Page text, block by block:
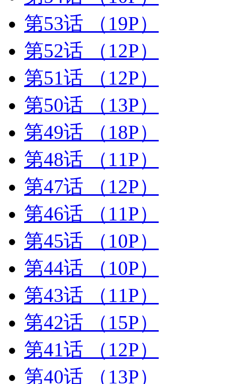
第53话
（19P）
第52话
（12P）
第51话
（12P）
第50话
（13P）
第49话
（18P）
第48话
（11P）
第47话
（12P）
第46话
（11P）
第45话
（10P）
第44话
（10P）
第43话
（11P）
第42话
（15P）
第41话
（12P）
第40话
（13P）